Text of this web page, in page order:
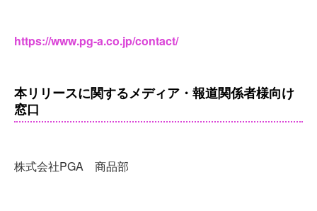
https://www.pg-a.co.jp/contact/
本リリースに関するメディア・報道関係者様向け
窓口
株式会社PGA 商品部